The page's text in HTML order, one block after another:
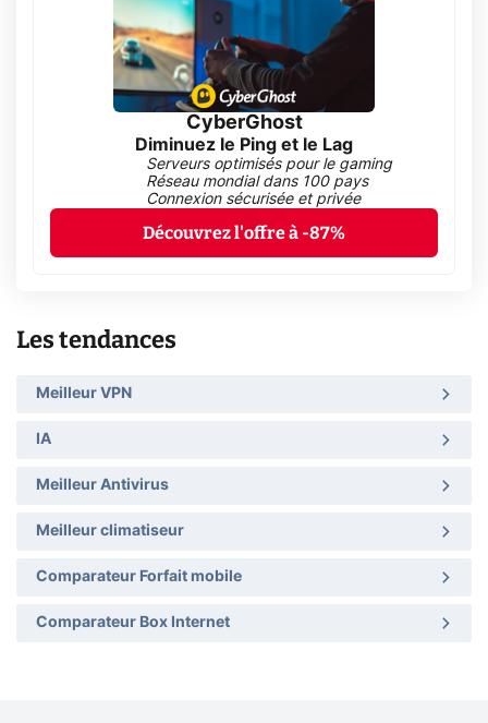
CyberGhost
Diminuez le Ping et le Lag
Serveurs optimisés pour le gaming
Réseau mondial dans 100 pays
Connexion sécurisée et privée
Découvrez l'offre à -87%
Les tendances
Meilleur VPN
IA
Meilleur Antivirus
Meilleur climatiseur
Comparateur Forfait mobile
Comparateur Box Internet